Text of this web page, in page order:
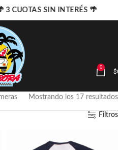
0 $
Mostrando los 17 resultados
Filtros
CUOTAS SIN INTERÉS 🌴